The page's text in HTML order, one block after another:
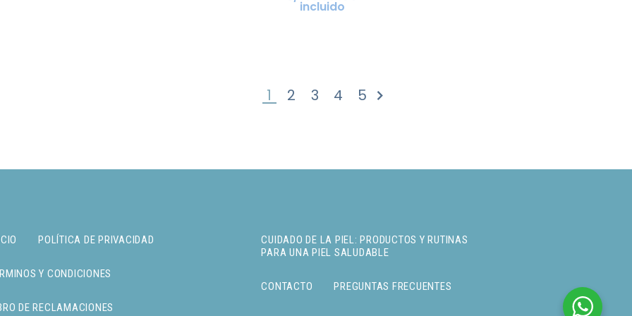
incluido
1 2 3 4 5
SIGUIENTE »
POLÍTICA DE PRIVACIDAD
Y CONDICIONES
DE RECLAMACIONES
CUIDADO DE LA PIEL: PRODUCTOS Y RUTINAS
PARA UNA PIEL SALUDABLE
CONTACTO PREGUNTAS FRECUENTES